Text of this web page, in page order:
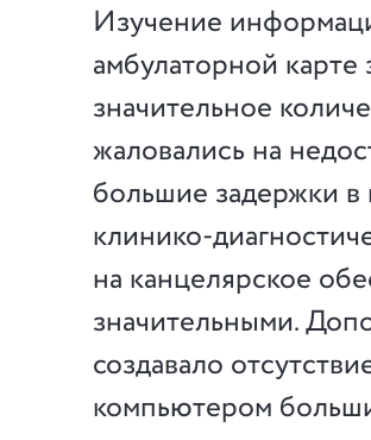
Изучение
амбулаторной
значительное
жаловались на
большие задержки в
клинико-
на канцелярское
значительными.
создавало
компьютером